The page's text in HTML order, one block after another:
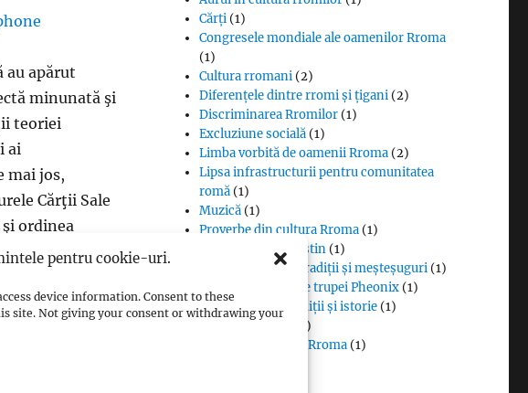
pentru cookie-uri.
device information. Consent to these
site. Not giving your consent or withdrawing your
au apărut
minunată şi
teoriei
ai
mai jos,
Cărţii Sale
ordinea
munţi, în pomi
Cărți (1)
Congresele mondiale ale oamenilor Rroma
(1)
Cultura rromani (2)
Diferențele dintre rromi și țigani (2)
Discriminarea Rromilor (1)
Excluziune socială (1)
Limba vorbită de oamenii Rroma (2)
Lipsa infrastructurii pentru comunitatea
romă (1)
Muzică (1)
Proverbe din cultura Rroma (1)
Romii și cultul creștin (1)
Rromii căldărari: tradiții și meșteșuguri (1)
Rromii în melodiile trupei Pheonix (1)
Rromii slătari: tradiții și istorie (1)
(1)
Steagul oamenilor Rroma (1)